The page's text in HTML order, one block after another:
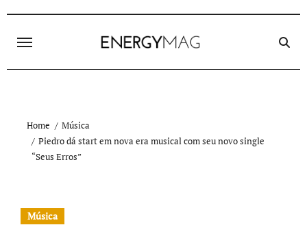
content
Home
Música
Piedro dá start em nova era musical com seu novo single
“Seus Erros”
Música